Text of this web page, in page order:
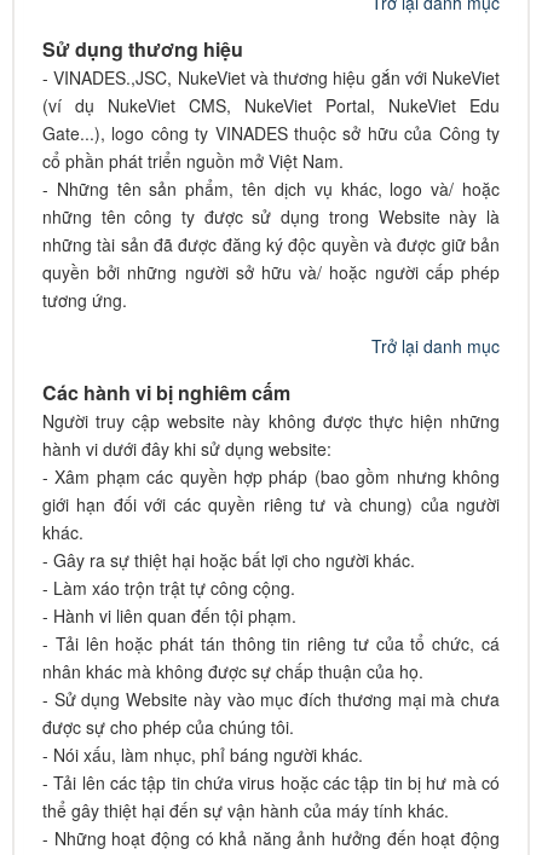
Sử dụng thương hiệu
- VINADES.,JSC, NukeViet và thương hiệu gắn với NukeViet
(ví dụ NukeViet CMS, NukeViet Portal, NukeViet Edu
Gate...), logo công ty VINADES thuộc sở hữu của Công ty
cổ phần phát triển nguồn mở Việt Nam.
- Những tên sản phẩm, tên dịch vụ khác, logo và/ hoặc
những tên công ty được sử dụng trong Website này là
những tài sản đã được đăng ký độc quyền và được giữ bản
quyền bởi những người sở hữu và/ hoặc người cấp phép
tương ứng.
Trở lại danh mục
Các hành vi bị nghiêm cấm
Người truy cập website này không được thực hiện những
hành vi dưới đây khi sử dụng website:
- Xâm phạm các quyền hợp pháp (bao gồm nhưng không
giới hạn đối với các quyền riêng tư và chung) của người
khác.
- Gây ra sự thiệt hại hoặc bất lợi cho người khác.
- Làm xáo trộn trật tự công cộng.
- Hành vi liên quan đến tội phạm.
- Tải lên hoặc phát tán thông tin riêng tư của tổ chức, cá
nhân khác mà không được sự chấp thuận của họ.
- Sử dụng Website này vào mục đích thương mại mà chưa
được sự cho phép của chúng tôi.
- Nói xấu, làm nhục, phỉ báng người khác.
- Tải lên các tập tin chứa virus hoặc các tập tin bị hư mà có
thể gây thiệt hại đến sự vận hành của máy tính khác.
- Những hoạt động có khả năng ảnh hưởng đến hoạt động